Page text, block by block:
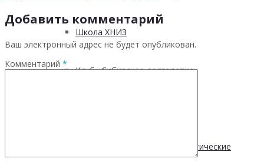
Школа ХНИЗ
Клуб «Сибирское долголетие»
Диспансеризация и профилактические
Добавить комментарий
Ваш электронный адрес не будет опубликован.
Комментарий *